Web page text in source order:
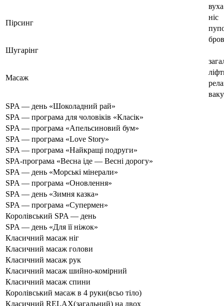
Пірсинг
вуха
ніс
Шугарінг
Масаж
SPA — день «Шоколадний рай»
SPA — програма для чоловіків «Класік»
SPA — програма «Апельсиновий бум»
SPA — програма «Love Story»
SPA — програма «Найкращі подруги»
SPA-програма «Весна іде — Весні дорогу»
SPA — день «Морські мінерали»
SPA — програма «Оновлення»
SPA — день «Зимня казка»
SPA — програма «Супермен»
Королівський SPA — день
SPA — день «Для її ніжок»
Класичний масаж ніг
Класичний масаж голови
Класичний масаж рук
Класичний масаж шийно-комірний
Класичний масаж спини
Королівський масаж в 4 руки(всьо тіло)
Класичний RELAX(загальний) на двох